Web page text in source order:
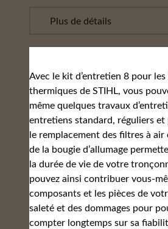
Avec le kit d’entretien 8 pour
thermiques de STIHL, vous
même quelques travaux
entretiens standard, réguliers
le remplacement des filtres à
de la bougie d’allumage
la durée de vie de votre
pouvez ainsi contribuer vous-
composants et les pièces de
saleté et des dommages pour
compter longtemps sur sa